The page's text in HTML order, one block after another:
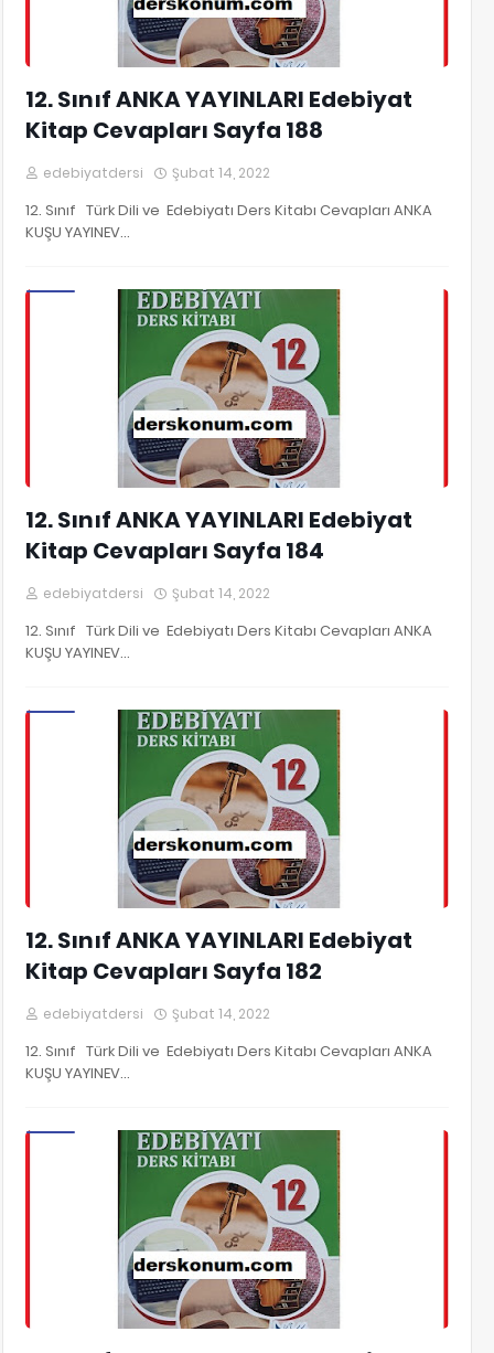
12. Sınıf ANKA YAYINLARI Edebiyat
Kitap Cevapları Sayfa 188
edebiyatdersi Şubat 14, 2022
12. Sınıf Türk Dili ve Edebiyatı Ders Kitabı Cevapları ANKA
KUŞU YAYINEV…
12. Sınıf ANKA YAYINLARI Edebiyat
Kitap Cevapları Sayfa 184
edebiyatdersi Şubat 14, 2022
12. Sınıf Türk Dili ve Edebiyatı Ders Kitabı Cevapları ANKA
KUŞU YAYINEV…
12. Sınıf ANKA YAYINLARI Edebiyat
Kitap Cevapları Sayfa 182
edebiyatdersi Şubat 14, 2022
12. Sınıf Türk Dili ve Edebiyatı Ders Kitabı Cevapları ANKA
KUŞU YAYINEV…